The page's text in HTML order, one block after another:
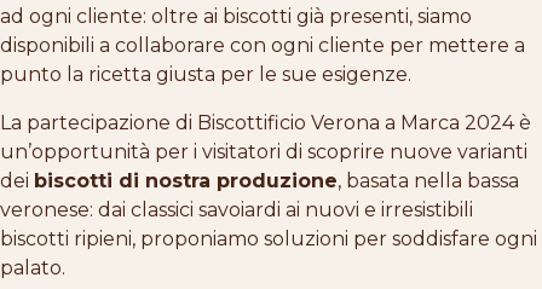
ad ogni cliente: oltre ai biscotti già presenti, siamo
disponibili a collaborare con ogni cliente per mettere a
punto la ricetta giusta per le sue esigenze.
La partecipazione di Biscottificio Verona a Marca 2024 è
un’opportunità per i visitatori di scoprire nuove varianti
dei biscotti di nostra produzione, basata nella bassa
veronese: dai classici savoiardi ai nuovi e irresistibili
biscotti ripieni, proponiamo soluzioni per soddisfare ogni
palato.